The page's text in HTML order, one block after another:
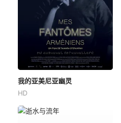
我的亚美尼亚幽灵
HD